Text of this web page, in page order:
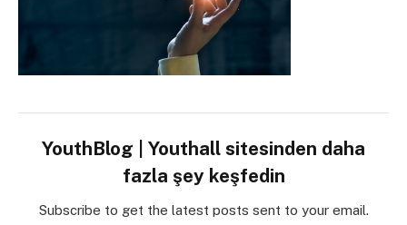
YouthBlog | Youthall sitesinden daha
fazla şey keşfedin
Subscribe to get the latest posts sent to your email.